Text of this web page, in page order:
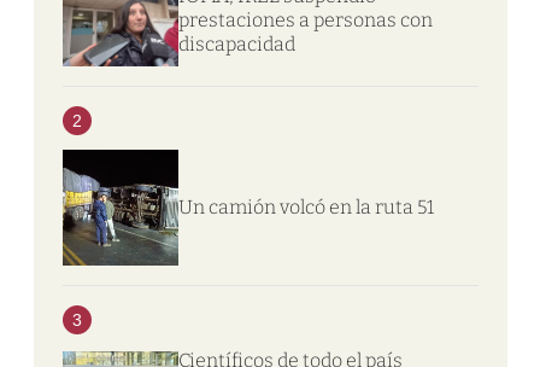
prestaciones a personas con
discapacidad
2
Un camión volcó en la ruta 51
3
Científicos de todo el país